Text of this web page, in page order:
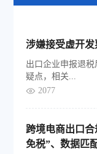
涉嫌接受虚开发
出口企业申报退
疑点，相关...
2077
跨境电商出口
免税”、数据匹